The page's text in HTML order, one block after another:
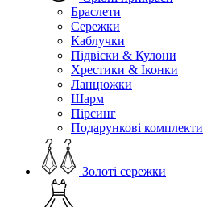
Браслети
Сережки
Каблучки
Підвіски & Кулони
Хрестики & Іконки
Ланцюжки
Шарм
Пірсинг
Подарункові комплекти
Золоті сережки